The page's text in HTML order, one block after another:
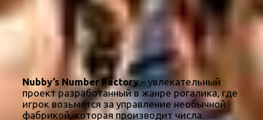
Nubby’s Number Factory– увлекательный
проект разработанный в жанре рогалика, где
игрок возьмётся за управление необычной
фабрикой, которая производит числа.